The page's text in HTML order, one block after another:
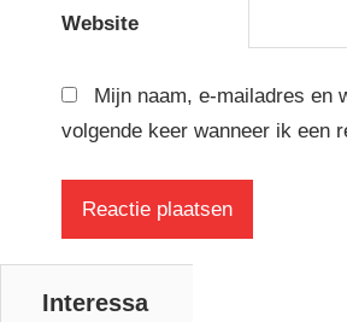
Website
Mijn naam, e-mailadres en
volgende keer wanneer ik een
Interessa